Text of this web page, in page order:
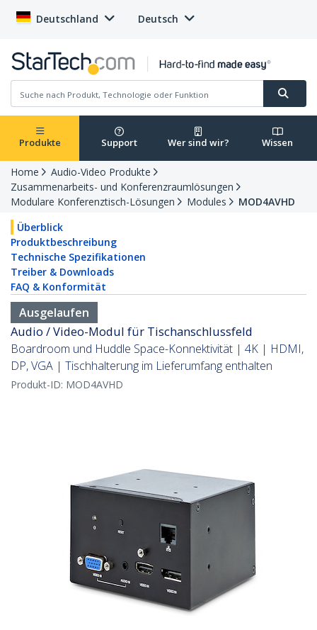
Deutschland Deutsch
Produkte Support Wer sind wir? Wissen
Home
Audio-Video Produkte
Zusammenarbeits- und Konferenzraumlösungen
Modulare Konferenztisch-Lösungen
Modules
MOD4AVHD
Überblick
Produktbeschreibung
Technische Spezifikationen
Treiber & Downloads
FAQ & Konformität
Ausgelaufen
Audio / Video-Modul für Tischanschlussfeld
Boardroom und Huddle Space-Konnektivität | 4K | HDMI,
DP, VGA | Tischhalterung im Lieferumfang enthalten
Produkt-ID: MOD4AVHD